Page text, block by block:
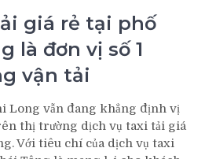
giá rẻ tại phố
là đơn vị số 1
vận tải
Long vẫn đang khẳng định vị
thị trường dịch vụ taxi tải giá
Với tiêu chí của dịch vụ taxi